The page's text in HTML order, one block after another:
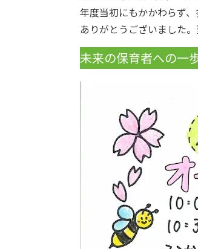
年度当初にもかかわらず
ありがとうございました
未来の保育者への一